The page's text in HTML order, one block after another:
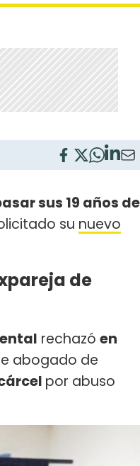
sus 19 años de
su nuevo
de
rechazó en
abogado de
por abuso